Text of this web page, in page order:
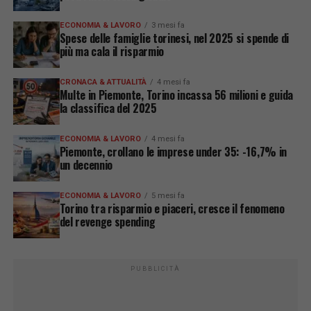
ECONOMIA & LAVORO 3 mesi fa
Spese delle famiglie torinesi, nel 2025 si spende di
più ma cala il risparmio
CRONACA & ATTUALITÀ 4 mesi fa
Multe in Piemonte, Torino incassa 56 milioni e guida
la classifica del 2025
ECONOMIA & LAVORO 4 mesi fa
Piemonte, crollano le imprese under 35: -16,7% in
un decennio
ECONOMIA & LAVORO 5 mesi fa
Torino tra risparmio e piaceri, cresce il fenomeno
del revenge spending
PUBBLICITÀ